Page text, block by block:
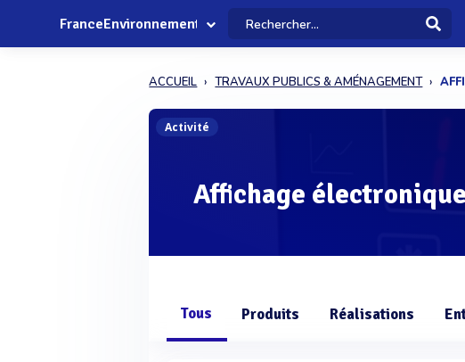
FranceEnvironnement
ACCUEIL TRAVAUX PUBLICS & AMÉNAGEMENT
Activité
Affichage électronique
Tous Produits Réalisations